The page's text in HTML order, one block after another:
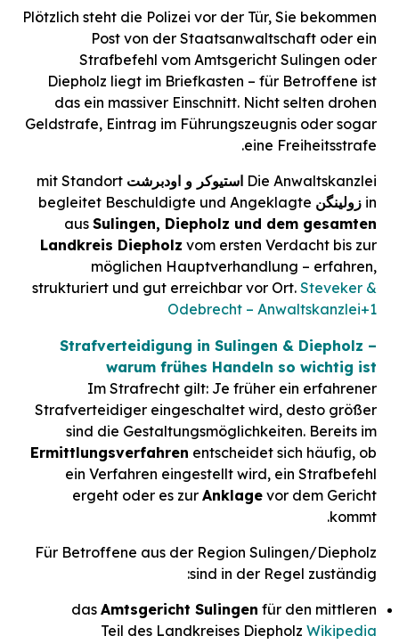
Plötzlich steht die Polizei vor der Tür, Sie bekommen
Post von der Staatsanwaltschaft oder ein
Strafbefehl vom Amtsgericht Sulingen oder
Diepholz liegt im Briefkasten – für Betroffene ist
das ein massiver Einschnitt. Nicht selten drohen
Geldstrafe, Eintrag im Führungszeugnis oder sogar
eine Freiheitsstrafe.
Die Anwaltskanzlei استیوکر و اودبرشت mit Standort
in زولینگن begleitet Beschuldigte und Angeklagte
aus Sulingen, Diepholz und dem gesamten
Landkreis Diepholz vom ersten Verdacht bis zur
möglichen Hauptverhandlung – erfahren,
strukturiert und gut erreichbar vor Ort. Steveker &
Odebrecht – Anwaltskanzlei+1
Strafverteidigung in Sulingen & Diepholz –
warum frühes Handeln so wichtig ist
Im Strafrecht gilt: Je früher ein erfahrener
Strafverteidiger eingeschaltet wird, desto größer
sind die Gestaltungsmöglichkeiten. Bereits im
Ermittlungsverfahren entscheidet sich häufig, ob
ein Verfahren eingestellt wird, ein Strafbefehl
ergeht oder es zur Anklage vor dem Gericht
kommt.
Für Betroffene aus der Region Sulingen/Diepholz
sind in der Regel zuständig:
das Amtsgericht Sulingen für den mittleren
Teil des Landkreises Diepholz Wikipedia